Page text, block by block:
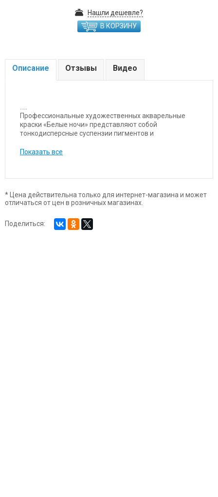
Нашли дешевле?
В КОРЗИНУ
Описание Отзывы Видео
Профессиональные художественных акварельные
краски «Белые ночи» представляют собой
тонкодисперсные суспензии пигментов и
водный раствор растительного клея – натурального
обладает увеличенной кроющей силой пигмента,
и при насыщенности и звучании тона, наносить на
поверхность тончайшие слои. Чистые цвета, близкие к
богатое многообразие оттенков. Основная часть
красок в палитре обладает высочайшим показателем
Показать все
* Цена действительна только для интернет-магазина и может
отличаться от цен в розничных магазинах.
Поделиться: